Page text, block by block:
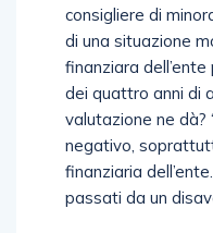
consigliere di
di una situazione
finanziara
dei quattro anni di
valutazione ne dà?
negativo,
finanziaria
passati da un